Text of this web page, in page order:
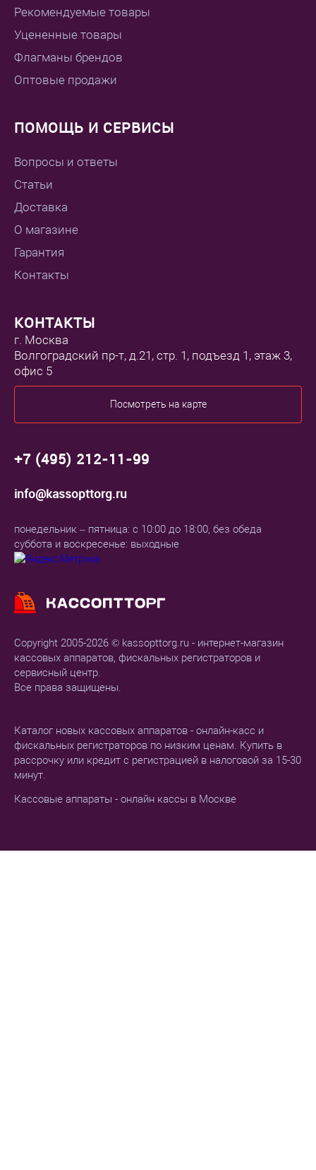
Рекомендуемые товары
Уцененные товары
Флагманы брендов
Оптовые продажи
ПОМОЩЬ И СЕРВИСЫ
Вопросы и ответы
Статьи
Доставка
О магазине
Гарантия
Контакты
Copyright 2005-2026 © kassopttorg.ru - интернет-магазин
кассовых аппаратов, фискальных регистраторов и
сервисный центр.
Все права защищены.
Каталог новых кассовых аппаратов - онлайн-касс и
фискальных регистраторов по низким ценам. Купить в
рассрочку или кредит с регистрацией в налоговой за 15-30
минут.
Кассовые аппараты - онлайн кассы в Москве
КОНТАКТЫ
г. Москва
Волгоградский пр-т, д.21, стр. 1, подъезд 1, этаж 3,
офис 5
Посмотреть на карте
+7 (495) 212-11-99
info@kassopttorg.ru
понедельник – пятница: с 10:00 до 18:00, без обеда
суббота и воскресенье: выходные